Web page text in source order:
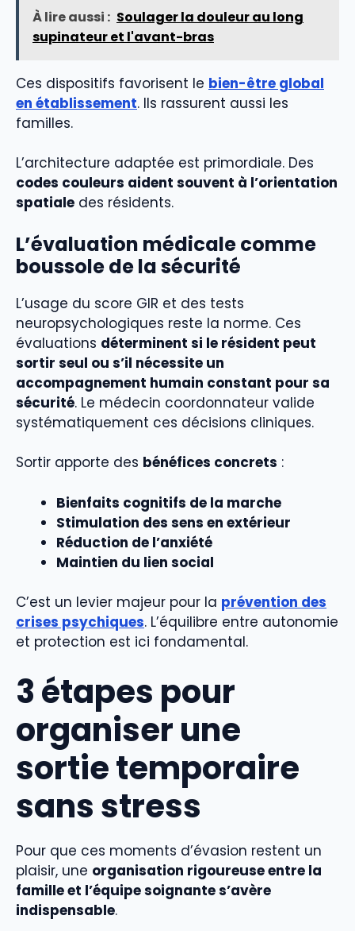
À lire aussi : Soulager la douleur au long
supinateur et l'avant-bras
Ces dispositifs favorisent le bien-être global
en établissement. Ils rassurent aussi les
familles.
L’architecture adaptée est primordiale. Des
codes couleurs aident souvent à l’orientation
spatiale des résidents.
L’évaluation médicale comme
boussole de la sécurité
L’usage du score GIR et des tests
neuropsychologiques reste la norme. Ces
évaluations déterminent si le résident peut
sortir seul ou s’il nécessite un
accompagnement humain constant pour sa
sécurité. Le médecin coordonnateur valide
systématiquement ces décisions cliniques.
Sortir apporte des bénéfices concrets :
Bienfaits cognitifs de la marche
Stimulation des sens en extérieur
Réduction de l’anxiété
Maintien du lien social
C’est un levier majeur pour la prévention des
crises psychiques. L’équilibre entre autonomie
et protection est ici fondamental.
3 étapes pour
organiser une
sortie temporaire
sans stress
Pour que ces moments d’évasion restent un
plaisir, une organisation rigoureuse entre la
famille et l’équipe soignante s’avère
indispensable.